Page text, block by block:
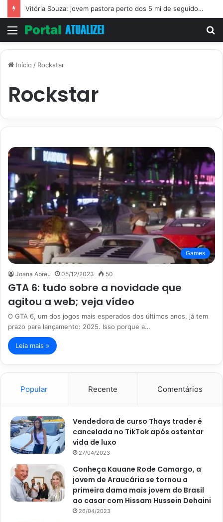
Vitória Souza: jovem pastora perto dos 5 mi de seguidores na web
Menu
Início / Rockstar
Rockstar
Games
Joana Abreu 05/12/2023 50
GTA 6: tudo sobre a novidade que
agitou a web; veja vídeo
O GTA 6, um dos jogos mais esperados dos últimos anos, já tem
prazo para lançamento: 2025. Isso porque a…
Leia mais »
Popular Recente Comentários
Vendedora de curso Thays trader é
cancelada no TikTok após ostentar
vida de luxo
27/04/2023
Conheça Kauane Rode Camargo, a
jovem de Araucária se tornou a
primeira dama mais jovem do Brasil
ao casar com Hissam Hussein Dehaini
26/04/2023